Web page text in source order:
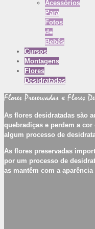
Acessórios
Para
Fotos
de
Bebês
Cursos
Montagens
Flores
Desidratadas
Flores Preservadas x Flores
As flores desidratadas são
quebradiças e perdem a
algum processo de
As flores preservadas
por um processo de
as mantêm com a